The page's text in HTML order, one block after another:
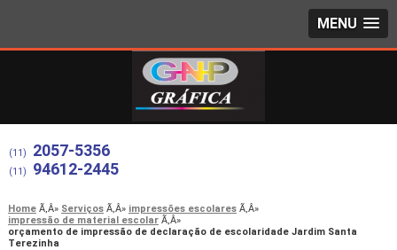
MENU
(11) 2057-5356
(11) 94612-2445
Home Serviços
impressões escolares
impressão de material escolar
orçamento de impressão de declaração de escolaridade Jardim Santa
Terezinha